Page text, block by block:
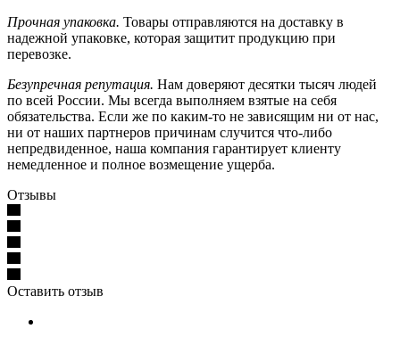
Прочная упаковка. Товары отправляются на доставку в
надежной упаковке, которая защитит продукцию при
перевозке.
Безупречная репутация. Нам доверяют десятки тысяч людей
по всей России. Мы всегда выполняем взятые на себя
обязательства. Если же по каким-то не зависящим ни от нас,
ни от наших партнеров причинам случится что-либо
непредвиденное, наша компания гарантирует клиенту
немедленное и полное возмещение ущерба.
Отзывы
Оставить отзыв